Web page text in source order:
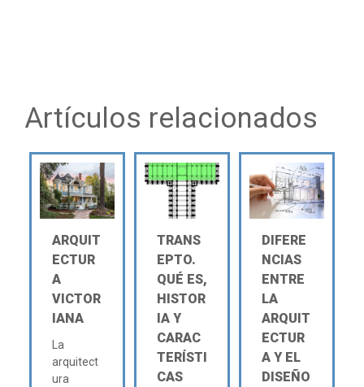
Artículos relacionados
ARQUIT
ECTUR
A
VICTOR
IANA
La
arquitect
ura
TRANS
EPTO.
QUÉ ES,
HISTOR
IA Y
CARAC
TERÍSTI
CAS
DIFERE
NCIAS
ENTRE
LA
ARQUIT
ECTUR
A Y EL
DISEÑO